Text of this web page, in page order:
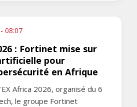
08:07
: Fortinet mise sur
pour
en Afrique
Africa 2026, organisé du 6
le groupe Fortinet